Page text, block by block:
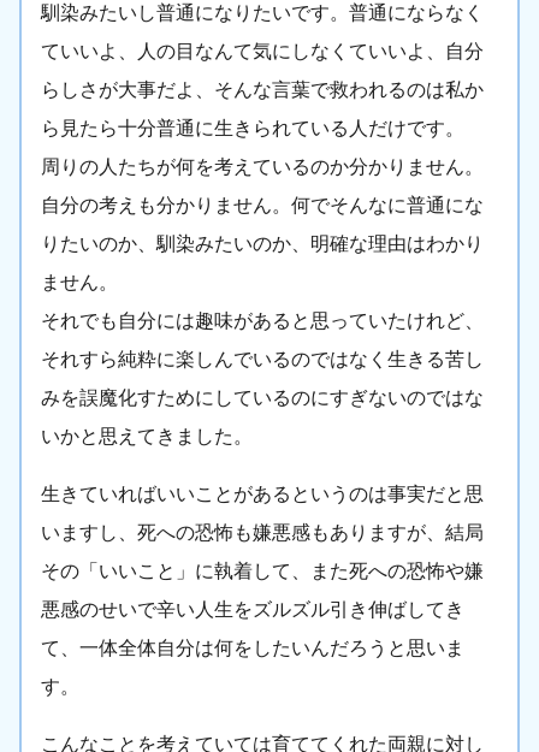
馴染みたいし普通になりたいです。普通にならなく
ていいよ、人の目なんて気にしなくていいよ、自分
らしさが大事だよ、そんな言葉で救われるのは私か
ら見たら十分普通に生きられている人だけです。
周りの人たちが何を考えているのか分かりません。
自分の考えも分かりません。何でそんなに普通にな
りたいのか、馴染みたいのか、明確な理由はわかり
ません。
それでも自分には趣味があると思っていたけれど、
それすら純粋に楽しんでいるのではなく生きる苦し
みを誤魔化すためにしているのにすぎないのではな
いかと思えてきました。
生きていればいいことがあるというのは事実だと思
いますし、死への恐怖も嫌悪感もありますが、結局
その「いいこと」に執着して、また死への恐怖や嫌
悪感のせいで辛い人生をズルズル引き伸ばしてき
て、一体全体自分は何をしたいんだろうと思いま
す。
こんなことを考えていては育ててくれた両親に対し